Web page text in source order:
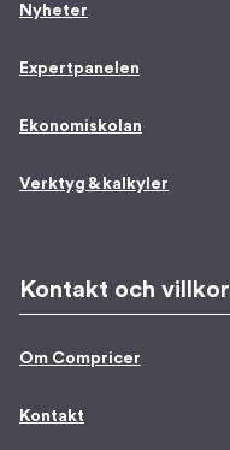
Nyheter
Expertpanelen
Ekonomiskolan
Verktyg & kalkyler
Kontakt och villkor
Om Compricer
Kontakt